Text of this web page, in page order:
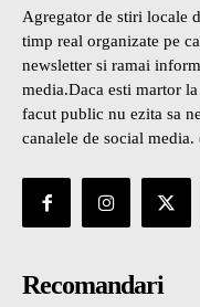
Agregator de stiri locale
timp real organizate pe
newsletter si ramai
media.Daca esti martor
facut public nu ezita sa
canalele de social
Recomandari